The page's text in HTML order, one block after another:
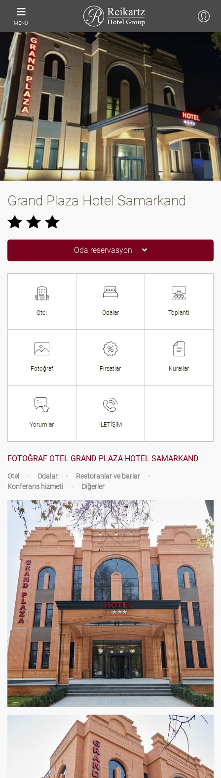
MENÜ
Grand Plaza Hotel Samarkand
Oda reservasyon
Otel Odalar Toplanti
Fotoğraf Fırsatlar Kurallar
Yorumlar İLETİŞİM
FOTOĞRAF OTEL GRAND PLAZA HOTEL SAMARKAND
Otel • Odalar • Restoranlar ve barlar
•
Konferans hizmeti
• Diğerler